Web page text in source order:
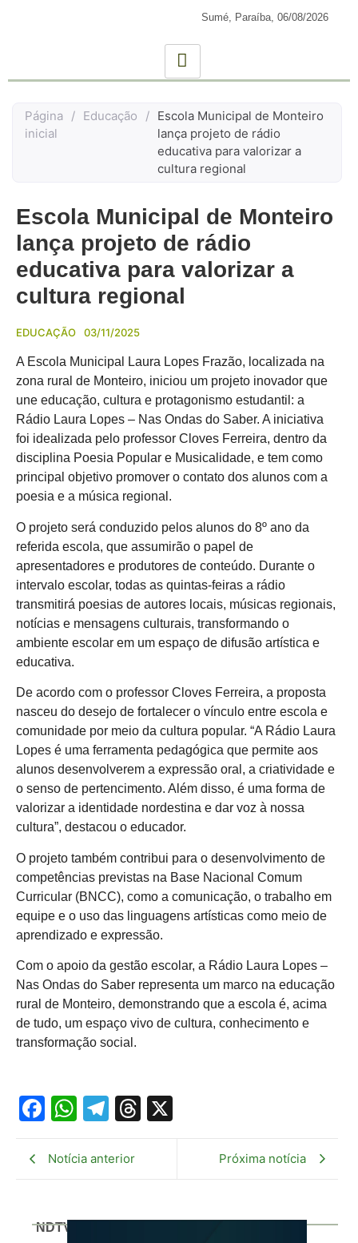
Sumé, Paraíba, 06/08/2026
Página
inicial
/ Educação / Escola Municipal de Monteiro
lança projeto de rádio
educativa para valorizar a
cultura regional
Escola Municipal de Monteiro
lança projeto de rádio
educativa para valorizar a
cultura regional
EDUCAÇÃO 03/11/2025
A Escola Municipal Laura Lopes Frazão, localizada na
zona rural de Monteiro, iniciou um projeto inovador que
une educação, cultura e protagonismo estudantil: a
Rádio Laura Lopes – Nas Ondas do Saber. A iniciativa
foi idealizada pelo professor Cloves Ferreira, dentro da
disciplina Poesia Popular e Musicalidade, e tem como
principal objetivo promover o contato dos alunos com a
poesia e a música regional.
O projeto será conduzido pelos alunos do 8º ano da
referida escola, que assumirão o papel de
apresentadores e produtores de conteúdo. Durante o
intervalo escolar, todas as quintas-feiras a rádio
transmitirá poesias de autores locais, músicas regionais,
notícias e mensagens culturais, transformando o
ambiente escolar em um espaço de difusão artística e
educativa.
De acordo com o professor Cloves Ferreira, a proposta
nasceu do desejo de fortalecer o vínculo entre escola e
comunidade por meio da cultura popular. “A Rádio Laura
Lopes é uma ferramenta pedagógica que permite aos
alunos desenvolverem a expressão oral, a criatividade e
o senso de pertencimento. Além disso, é uma forma de
valorizar a identidade nordestina e dar voz à nossa
cultura”, destacou o educador.
O projeto também contribui para o desenvolvimento de
competências previstas na Base Nacional Comum
Curricular (BNCC), como a comunicação, o trabalho em
equipe e o uso das linguagens artísticas como meio de
aprendizado e expressão.
Com o apoio da gestão escolar, a Rádio Laura Lopes –
Nas Ondas do Saber representa um marco na educação
rural de Monteiro, demonstrando que a escola é, acima
de tudo, um espaço vivo de cultura, conhecimento e
transformação social.
Facebook
WhatsApp
Telegram
Threads
Notícia anterior Próxima notícia
NDTV